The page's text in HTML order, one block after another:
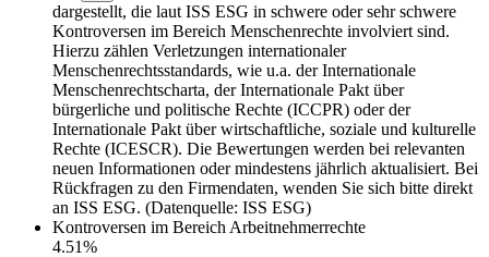
dargestellt, die laut ISS ESG in schwere oder sehr schwere
Kontroversen im Bereich Menschenrechte involviert sind.
Hierzu zählen Verletzungen internationaler
Menschenrechtsstandards, wie u.a. der Internationale
Menschenrechtscharta, der Internationale Pakt über
bürgerliche und politische Rechte (ICCPR) oder der
Internationale Pakt über wirtschaftliche, soziale und kulturelle
Rechte (ICESCR). Die Bewertungen werden bei relevanten
neuen Informationen oder mindestens jährlich aktualisiert. Bei
Rückfragen zu den Firmendaten, wenden Sie sich bitte direkt
an ISS ESG. (Datenquelle: ISS ESG)
Kontroversen im Bereich Arbeitnehmerrechte
4.51%